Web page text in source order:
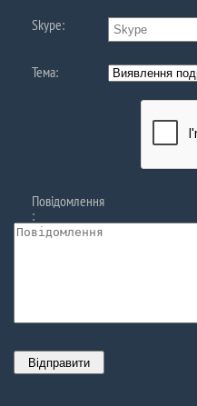
Skype:
Тема:
Повідомлення
: